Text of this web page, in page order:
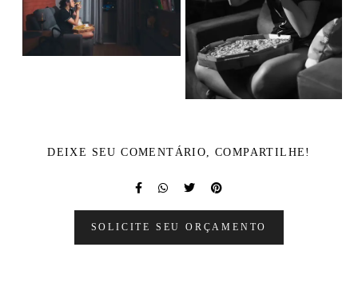
DEIXE SEU COMENTÁRIO, COMPARTILHE!
SOLICITE SEU ORÇAMENTO